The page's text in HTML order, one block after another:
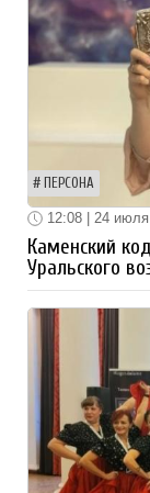
ПЕРСОНА
12:08 | 24 июля
Каменский
Уральского